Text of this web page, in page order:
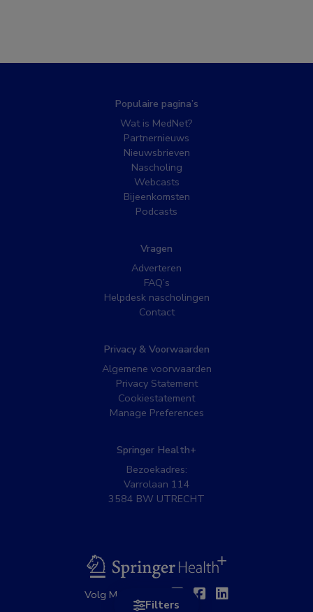
Filters
Populaire pagina’s
Wat is MedNet?
Partnernieuws
Nieuwsbrieven
Nascholing
Webcasts
Bijeenkomsten
Podcasts
Vragen
Adverteren
FAQ’s
Helpdesk nascholingen
Contact
Privacy & Voorwaarden
Algemene voorwaarden
Privacy Statement
Cookiestatement
Manage Preferences
Springer Health+
Bezoekadres:
Varrolaan 114
3584 BW UTRECHT
BSL
Volg MedNet op: TwitterFacebook
Linkedin